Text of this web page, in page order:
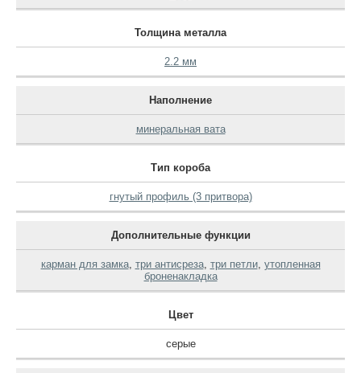
Толщина металла
2.2 мм
Наполнение
минеральная вата
Тип короба
гнутый профиль (3 притвора)
Дополнительные функции
карман для замка, три антисреза, три петли, утопленная
броненакладка
Цвет
серые